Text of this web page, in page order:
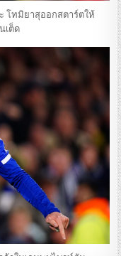
โทมิยาสุออกสตาร์ตให้
เต็ด